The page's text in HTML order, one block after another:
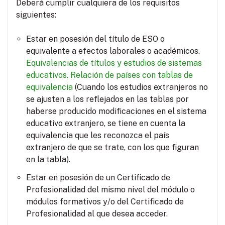
Deberá cumplir cualquiera de los requisitos
siguientes:
Estar en posesión del título de ESO o
equivalente a efectos laborales o académicos.
Equivalencias de títulos y estudios de sistemas
educativos. Relación de países con tablas de
equivalencia (Cuando los estudios extranjeros no
se ajusten a los reflejados en las tablas por
haberse producido modificaciones en el sistema
educativo extranjero, se tiene en cuenta la
equivalencia que les reconozca el país
extranjero de que se trate, con los que figuran
en la tabla).
Estar en posesión de un Certificado de
Profesionalidad del mismo nivel del módulo o
módulos formativos y/o del Certificado de
Profesionalidad al que desea acceder.